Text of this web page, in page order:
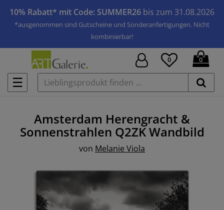
10% Rabatt* mit Code: SUMMER26 bis zum 31.08.2026
*ausgenommen sind Gutscheine und Sonderanfertigungen. Nicht
kombinierbar!
☰
0 0
Amsterdam Herengracht &
Sonnenstrahlen Q2ZKWandbild
von Melanie Viola